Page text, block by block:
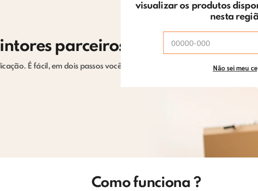
visualizar os produtos
nesta
Não sei meu
parceiros da Tintas MC
É fácil, em dois passos você encontra o pintor
Como funciona ?